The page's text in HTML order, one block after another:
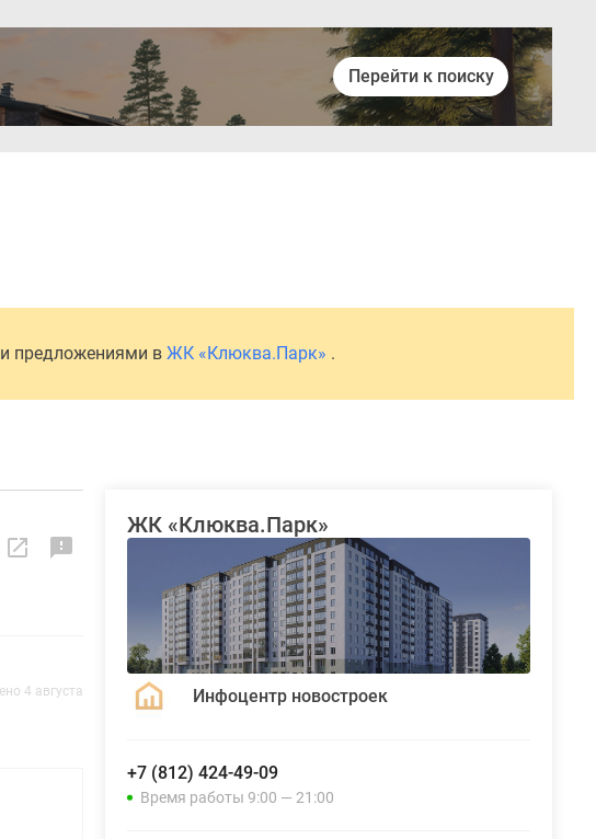
Перейти к поиску
предложениями в ЖК «Клюква.Парк» .
4 августа
ЖК «Клюква.Парк»
Инфоцентр новостроек
+7 (812) 424-49-09
Время работы 9:00 — 21:00